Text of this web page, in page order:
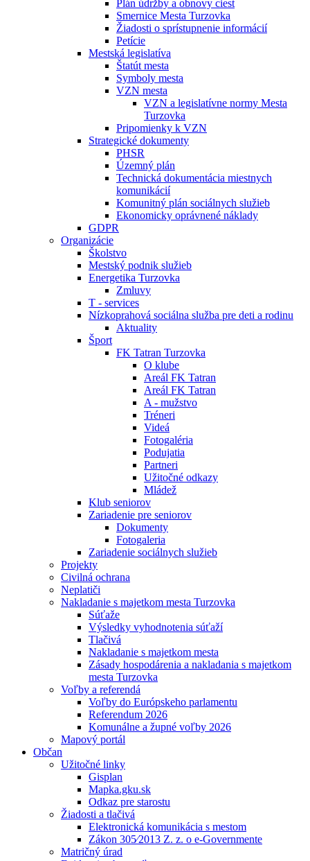
Plán údržby a obnovy ciest
Smernice Mesta Turzovka
Žiadosti o sprístupnenie informácií
Petície
Mestská legislatíva
Štatút mesta
Symboly mesta
VZN mesta
VZN a legislatívne normy Mesta
Turzovka
Pripomienky k VZN
Strategické dokumenty
PHSR
Územný plán
Technická dokumentácia miestnych
komunikácií
Komunitný plán sociálnych služieb
Ekonomicky oprávnené náklady
GDPR
Organizácie
Školstvo
Mestský podnik služieb
Energetika Turzovka
Zmluvy
T - services
Nízkoprahová sociálna služba pre deti a rodinu
Aktuality
Šport
FK Tatran Turzovka
O klube
Areál FK Tatran
Areál FK Tatran
A - mužstvo
Tréneri
Videá
Fotogaléria
Podujatia
Partneri
Užitočné odkazy
Mládež
Klub seniorov
Zariadenie pre seniorov
Dokumenty
Fotogaleria
Zariadenie sociálnych služieb
Projekty
Civilná ochrana
Neplatiči
Nakladanie s majetkom mesta Turzovka
Súťaže
Výsledky vyhodnotenia súťaží
Tlačivá
Nakladanie s majetkom mesta
Zásady hospodárenia a nakladania s majetkom
mesta Turzovka
Voľby a referendá
Voľby do Európskeho parlamentu
Referendum 2026
Komunálne a župné voľby 2026
Mapový portál
Občan
Užitočné linky
Gisplan
Mapka.gku.sk
Odkaz pre starostu
Žiadosti a tlačivá
Elektronická komunikácia s mestom
Zákon 305⁄2013 Z. z. o e-Governmente
Matričný úrad